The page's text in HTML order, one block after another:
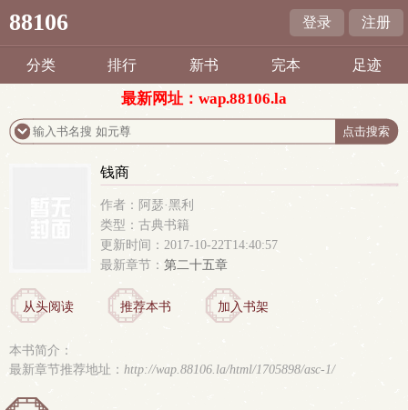
88106 登录 注册
分类 排行 新书 完本 足迹
最新网址：wap.88106.la
钱商
作者：阿瑟·黑利
类型：古典书籍
更新时间：2017-10-22T14:40:57
最新章节： 第二十五章
从头阅读 推荐本书 加入书架
本书简介：
最新章节推荐地址： http://wap.88106.la/html/1705898/asc-1/